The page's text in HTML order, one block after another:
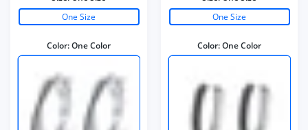
One Size
Color:One Color
One Size
Color:One Color